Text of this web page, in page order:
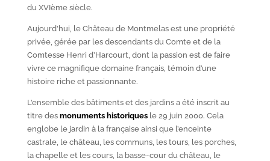
du XVIèmesiècle.
Aujourd’hui, le Château de Montmelas est une propriété
privée, gérée par les descendants du Comte et de la
Comtesse Henri d’Harcourt, dont la passion est de faire
vivre ce magnifique domaine français, témoin d’une
histoire riche et passionnante.
L’ensemble des bâtiments et des jardins a été inscrit au
titre des monuments historiquesle 29 juin 2000. Cela
englobe le jardin à la française ainsi que l’enceinte
castrale, le château, les communs, les tours, les porches,
la chapelle et les cours, la basse-cour du château, le